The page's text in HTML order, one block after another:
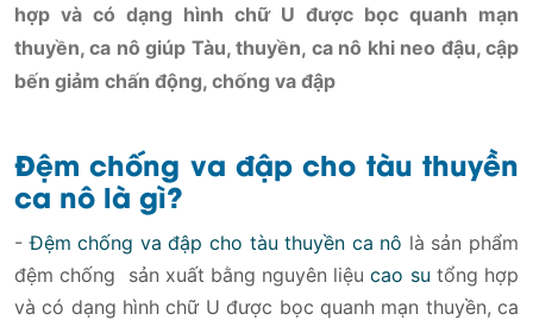
hợp và có dạng hình chữ U được bọc quanh mạn
thuyền, ca nô giúp Tàu, thuyền, ca nô khi neo đậu, cập
bến giảm chấn động, chống va đập
Đệm chống va đập cho tàu thuyền
ca nô là gì?
-Đệm chống va đập cho tàu thuyền ca nô là sản phẩm
đệm chống sản xuất bằng nguyên liệucao su tổng hợp
và có dạng hình chữ U được bọc quanh mạn thuyền, ca